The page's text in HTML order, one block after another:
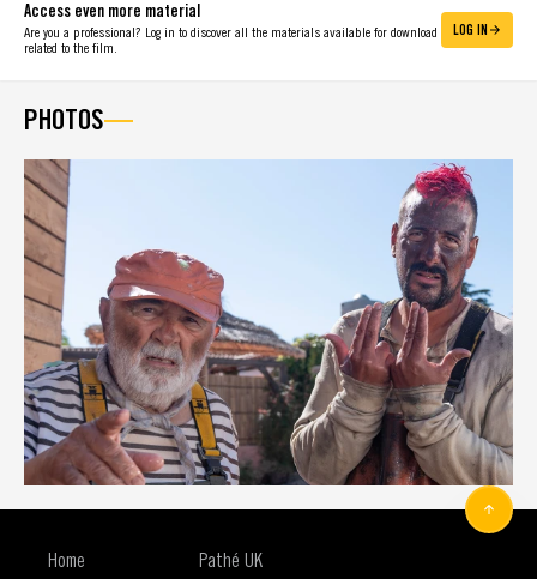
Access even more material
Are you a professional? Log in to discover all the materials available for download
related to the film.
LOG IN
PHOTOS
Home
Pathé UK